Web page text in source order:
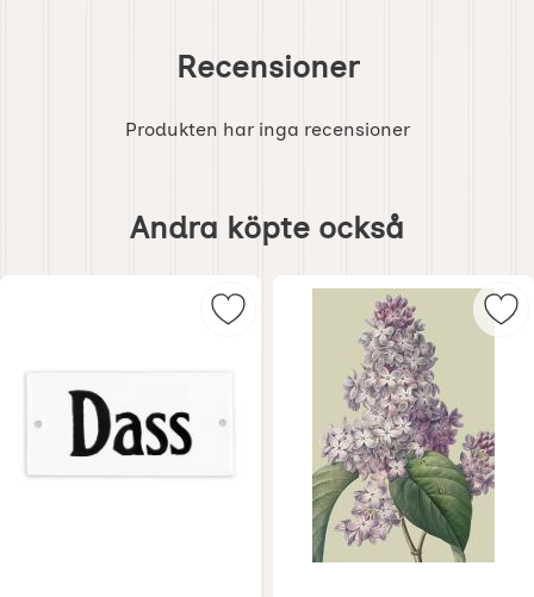
Recensioner
Produkten har inga recensioner
också
Andra köpte också
Markera emaljskylt Dass som